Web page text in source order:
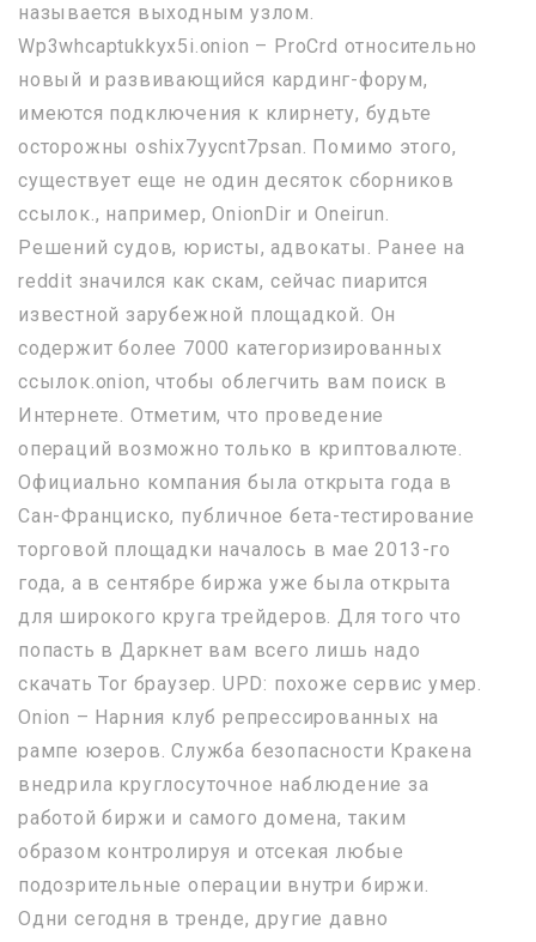
называется выходным узлом.
Wp3whcaptukkyx5i.onion – ProCrd относительно
новый и развивающийся кардинг-форум,
имеются подключения к клирнету, будьте
осторожны oshix7yycnt7psan. Помимо этого,
существует еще не один десяток сборников
ссылок., например, OnionDir и Oneirun.
Решений судов, юристы, адвокаты. Ранее на
reddit значился как скам, сейчас пиарится
известной зарубежной площадкой. Он
содержит более 7000 категоризированных
ссылок.onion, чтобы облегчить вам поиск в
Интернете. Отметим, что проведение
операций возможно только в криптовалюте.
Официально компания была открыта года в
Сан-Франциско, публичное бета-тестирование
торговой площадки началось в мае 2013-го
года, а в сентябре биржа уже была открыта
для широкого круга трейдеров. Для того что
попасть в Даркнет вам всего лишь надо
скачать Tor браузер. UPD: похоже сервис умер.
Onion – Нарния клуб репрессированных на
рампе юзеров. Служба безопасности Кракена
внедрила круглосуточное наблюдение за
работой биржи и самого домена, таким
образом контролируя и отсекая любые
подозрительные операции внутри биржи.
Одни сегодня в тренде, другие давно